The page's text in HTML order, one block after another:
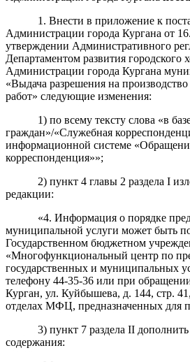
1. Внести вприложениекпост
Администрации города Кургана от
утверждении Административного
Департаментом развития городского
Администрации города Кургана
«Выдача разрешения на
работ» следующие изменения:
1)по всему тексту слова «в
граждан»/«Служебная
информационной системе
корреспонденция»»;
2)пункт 4главы 2 раздела I
редакции:
«4. Информация о порядке
муниципальной услуги может быть
Государственном бюджетном
«Многофункциональный центр по
государственных и муниципальных
телефону 44-35-36 или при
Курган, ул. Куйбышева, д. 144, стр.
отделах МФЦ, предназначенных для
3) пункт 7раздела II
содержания: